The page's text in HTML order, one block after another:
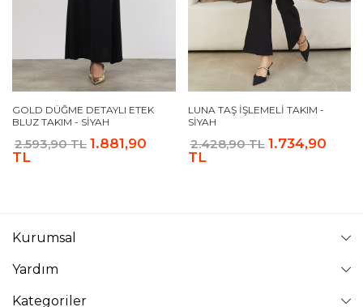
GOLD DÜĞME DETAYLI ETEK
BLUZ TAKIM - SIYAH
2.593,90 TL 1.881,90
TL
LUNA TAŞ İŞLEMELI TAKIM -
SIYAH
2.428,90 TL 1.734,90
TL
Kurumsal
Yardım
Kategoriler